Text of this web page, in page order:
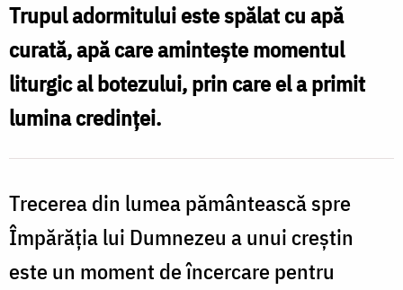
Trupul adormitului este spălat cu apă
curată, apă care amintește momentul
liturgic al botezului, prin care el a primit
lumina credinței.
Trecerea din lumea pământească spre
Împărăția lui Dumnezeu a unui creștin
este un moment de încercare pentru